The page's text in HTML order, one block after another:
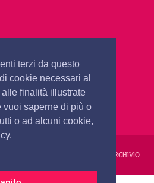
terzi da questo
cookie necessari al
finalità illustrate
vuoi saperne di più o
o ad alcuni cookie,
E COOKIES ARCHIVIO